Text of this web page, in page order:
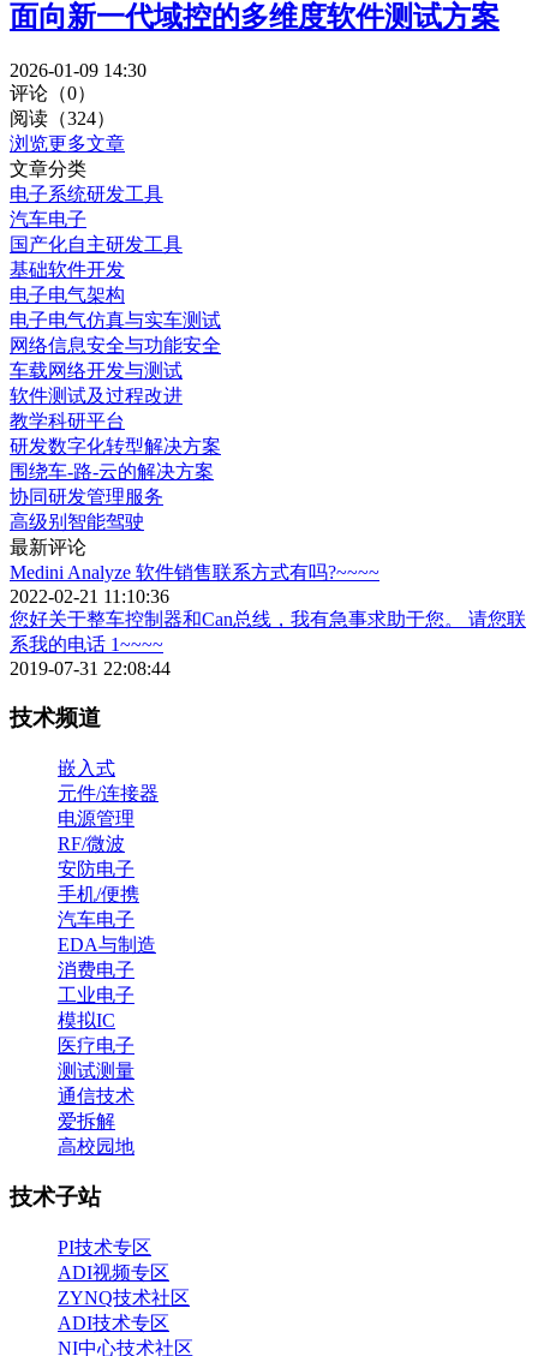
面向新一代域控的多维度软件测试方案
2026-01-09 14:30
评论（0）
阅读（324）
浏览更多文章
文章分类
电子系统研发工具
汽车电子
国产化自主研发工具
基础软件开发
电子电气架构
电子电气仿真与实车测试
网络信息安全与功能安全
车载网络开发与测试
软件测试及过程改进
教学科研平台
研发数字化转型解决方案
围绕车-路-云的解决方案
协同研发管理服务
高级别智能驾驶
最新评论
Medini Analyze 软件销售联系方式有吗?~~~~
2022-02-21 11:10:36
您好关于整车控制器和Can总线，我有急事求助于您。 请您联
系我的电话 1~~~~
2019-07-31 22:08:44
技术频道
嵌入式
元件/连接器
电源管理
RF/微波
安防电子
手机/便携
汽车电子
EDA与制造
消费电子
工业电子
模拟IC
医疗电子
测试测量
通信技术
爱拆解
高校园地
技术子站
PI技术专区
ADI视频专区
ZYNQ技术社区
ADI技术专区
NI中心技术社区